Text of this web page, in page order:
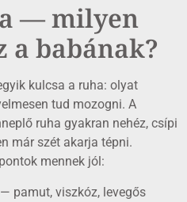
— milyen
a babának?
kulcsa a ruha: olyat
tud mozogni. A
ruha gyakran nehéz, csípi
már szét akarja tépni.
mennek jól:
— pamut, viszkóz, levegős